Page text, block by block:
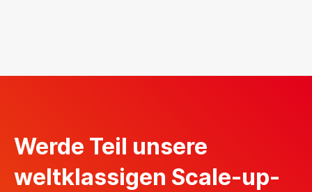
Werde Teil unsere
weltklassigen Scale-up-